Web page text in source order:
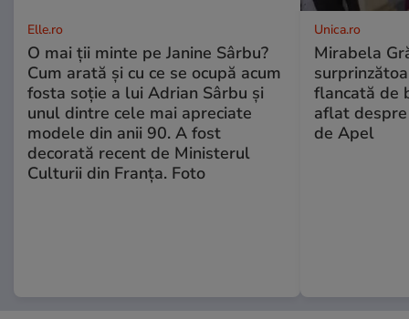
Elle.ro
O mai ții minte pe Janine Sârbu?
Cum arată și cu ce se ocupă acum
fosta soție a lui Adrian Sârbu și
unul dintre cele mai apreciate
modele din anii 90. A fost
decorată recent de Ministerul
Culturii din Franța. Foto
Unica.ro
Mirabela
flancată de
aflat
de Apel